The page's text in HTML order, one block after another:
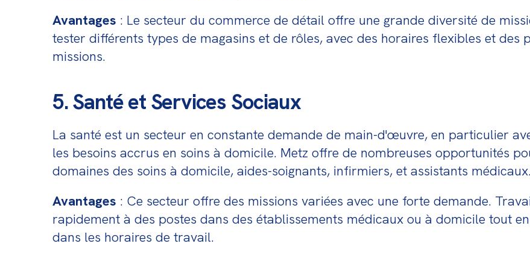
Avantages : Le secteur du commerce de détail offre une grande diversité de
tester différents types de magasins et de rôles, avec des horaires flexibles et des
missions.
5. Santé et Services Sociaux
La santé est un secteur en constante demande de main-d'œuvre, en particulier
les besoins accrus en soins à domicile. Metz offre de nombreuses opportunités
domaines des soins à domicile, aides-soignants, infirmiers, et assistants médicaux.
Avantages : Ce secteur offre des missions variées avec une forte demande.
rapidement à des postes dans des établissements médicaux ou à domicile tout
dans les horaires de travail.